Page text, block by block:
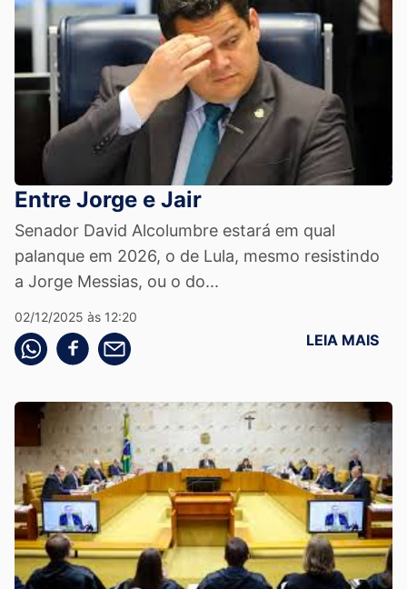
Entre Jorge e Jair
Senador David Alcolumbre estará em qual
palanque em 2026, o de Lula, mesmo resistindo
a Jorge Messias, ou o do...
02/12/2025 às 12:20
Compartilhe pelo whatsapp
Compartilhar no facebook
Compartilhe pelo email LEIA MAIS